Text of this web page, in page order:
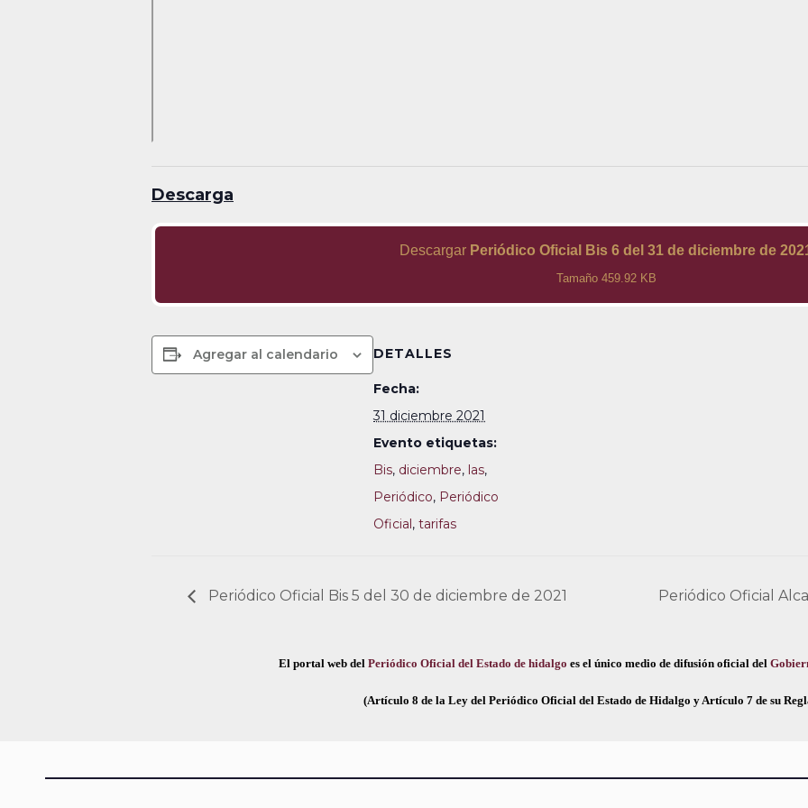
Descarga
Descargar Periódico Oficial Bis 6 del 31 de diciembre de
Tamaño 459.92 KB
Agregar al calendario DETALLES
Fecha:
31 diciembre 2021
Evento etiquetas:
Bis, diciembre, las,
Periódico, Periódico
Oficial, tarifas
Periódico Oficial Bis 5 del 30 de diciembre de 2021 Periódico Oficial
El portal web del Periódico Oficial del Estado de hidalgo es el único medio de difusión oficial del
(Artículo 8 de la Ley del Periódico Oficial del Estado de Hidalgo y Artículo 7 de su